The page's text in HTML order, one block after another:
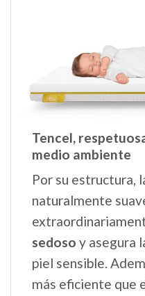
Tencel,
medio ambiente
Por su estructura,
naturalmente
sedoso y asegura
piel sensible.
más eficiente que